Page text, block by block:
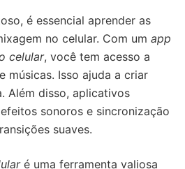
é essencial aprender as
no celular. Com um app
celular, você tem acesso a
músicas. Isso ajuda a criar
Além disso, aplicativos
sonoros e sincronização
suaves.
é uma ferramenta valiosa